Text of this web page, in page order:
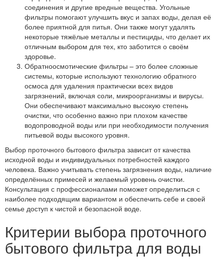
соединения и другие вредные вещества. Угольные
фильтры помогают улучшить вкус и запах воды, делая её
более приятной для питья. Они также могут удалять
некоторые тяжёлые металлы и пестициды, что делает их
отличным выбором для тех, кто заботится о своём
здоровье.
Обратноосмотические фильтры – это более сложные
системы, которые используют технологию обратного
осмоса для удаления практически всех видов
загрязнений, включая соли, микроорганизмы и вирусы.
Они обеспечивают максимально высокую степень
очистки, что особенно важно при плохом качестве
водопроводной воды или при необходимости получения
питьевой воды высокого уровня.
Выбор проточного бытового фильтра зависит от качества
исходной воды и индивидуальных потребностей каждого
человека. Важно учитывать степень загрязнения воды, наличие
определённых примесей и желаемый уровень очистки.
Консультация с профессионалами поможет определиться с
наиболее подходящим вариантом и обеспечить себе и своей
семье доступ к чистой и безопасной воде.
Критерии выбора проточного
бытового фильтра для воды